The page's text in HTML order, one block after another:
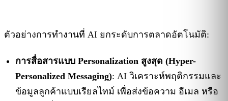
ตัวอย่างการทำงานที่ AI ยกระดับการตลาดอัตโนมัติ:
การสื่อสารแบบ Personalization สูงสุด (Hyper-
Personalized Messaging): AI วิเคราะห์พฤติกรรมและ
ข้อมูลลูกค้าแบบเรียลไทม์ เพื่อส่งข้อความ อีเมล หรือ